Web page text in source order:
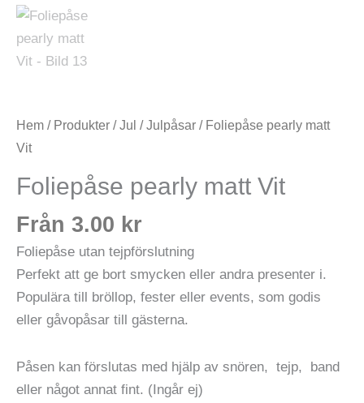
Hem / Produkter /Jul /Julpåsar / Foliepåse pearly matt
Vit
Foliepåse pearly matt Vit
Från 3.00 kr
Foliepåse utan tejpförslutning
Perfekt att ge bort smycken eller andra presenter i.
Populära till bröllop, fester eller events, som godis
eller gåvopåsar till gästerna.
Påsen kan förslutas med hjälp av snören, tejp, band
eller något annat fint. (Ingår ej)